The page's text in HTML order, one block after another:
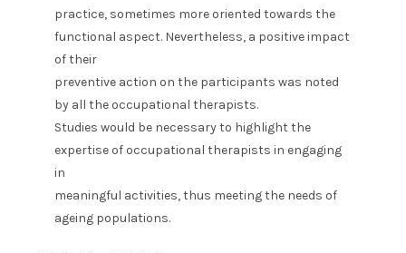
practice, sometimes more oriented towards the
functional aspect. Nevertheless, a positive impact
of their
preventive action on the participants was noted
by all the occupational therapists.
Studies would be necessary to highlight the
expertise of occupational therapists in engaging
in
meaningful activities, thus meeting the needs of
ageing populations.